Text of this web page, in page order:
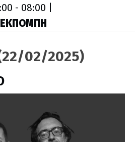
- 08:00 |
02/2025)